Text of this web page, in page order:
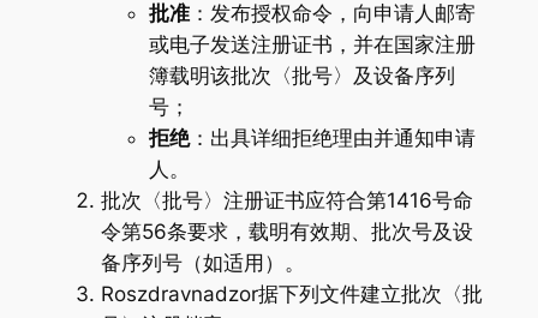
批准：发布授权命令，向申请人邮寄
或电子发送注册证书，并在国家注册
簿载明该批次〈批号〉及设备序列
号；
拒绝：出具详细拒绝理由并通知申请
人。
批次〈批号〉注册证书应符合第1416号命
令第56条要求，载明有效期、批次号及设
备序列号（如适用）。
Roszdravnadzor据下列文件建立批次〈批